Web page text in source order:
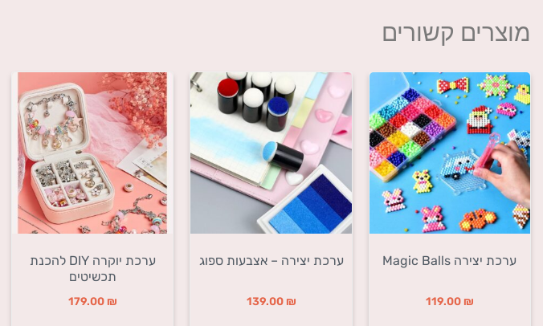
מוצרים קשורים
ערכת יצירה Magic Balls
119.00 ₪
ערכת יצירה – אצבעות ספוג
139.00 ₪
ערכת יוקרה DIY להכנת
תכשיטים
179.00 ₪